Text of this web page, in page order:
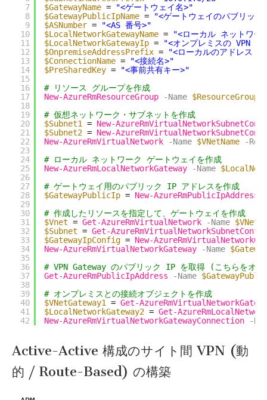
7
8
9
10
11
12
13
14
15
16
17
18
19
20
21
22
23
24
25
26
27
28
29
30
31
32
33
34
35
36
37
38
39
40
41
42
$GatewayName =
"<ゲートウェイ名>"
$GatewayPublicIpName =
"<ゲートウェイのパブリッ
$ASNumber =
"<AS 番号>"
$LocalNetworkGatewayName =
"<ローカル ネットワー
$LocalNetworkGatewayIp =
"<オンプレミスの VPN
$OnpremiseAddressPrefix =
"<ローカルのアドレス
$ConnectionName =
"<接続名>"
$PreSharedKey =
"<事前共有キー>"
# リソース グループを作成
New-AzureRmResourceGroup
-Name
# 仮想ネットワーク・サブネットを作成
$Subnet1
= New-
$Subnet2 = New-
New-AzureRmVirtualNetwork
-Name $VNetName
-
# ローカル ネットワーク ゲートウェイを作成
New-AzureRmLocalNetworkGateway
-Name
# ゲートウェイ用のパブリック IP アドレスを作成
$GatewayPublicIp = New-AzureRmPublicIpAddress
# 作成したリソースを指定して、ゲートウェイを作成
$Vnet = Get-AzureRmVirtualNetwork -Name
$Subnet = Get-
$GatewayIpConfig = New-
New-AzureRmVirtualNetworkGateway
-Name
# VPN Gateway のパブリック IP を取得 (こちらをオン
Get-AzureRmPublicIpAddress
-Name
# オンプレミスとの接続オブジェクトを作成
$VNetGateway1
= Get-
$LocalNetworkGateway2 = Get-
New-AzureRmVirtualNetworkGatewayConnection
-
Active-Active 構成のサイト間 VPN (動
的 / Route-Based) の構築